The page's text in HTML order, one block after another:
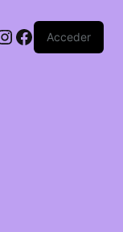
Facebook
Acceder